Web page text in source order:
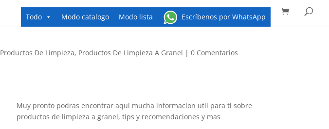
Todo Modo catalogo Modo lista Escríbenos por WhatsApp
de
productos
Productos De Limpieza, Productos De Limpieza A Granel |0 Comentarios
Muy pronto podras encontrar aqui mucha informacion util para ti sobre
productos de limpieza a granel, tips y recomendaciones y mas